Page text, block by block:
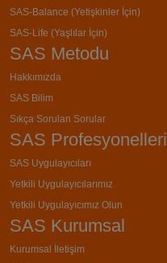
SAS-Balance (Yetişkinler İçin)
SAS-Life (Yaşlılar İçin)
SAS Metodu
Hakkımızda
SAS Bilim
Sıkça Sorulan Sorular
SAS Profesyonelleri
SAS Uygulayıcıları
Yetkili Uygulayıcılarımız
Yetkili Uygulayıcımız Olun
SAS Kurumsal
Kurumsal İletişim